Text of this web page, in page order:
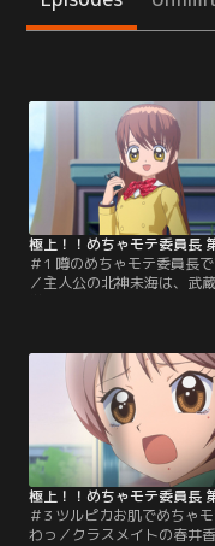
極上！！めちゃモテ委員長
＃1 噂のめちゃモテ委員長
／主人公の北神未海は、武
が、さらなるパーフェクト
『めちゃモテ委員長』を目指
日々努力中！そんな未海の
イトにめちゃめちゃモテて
組、通称『MM3』と呼ばれ
が…。【提供：バンダイチャ
ル】
極上！！めちゃモテ委員長
＃3 ツルピカお肌でめちゃ
わっ／クラスメイトの春井